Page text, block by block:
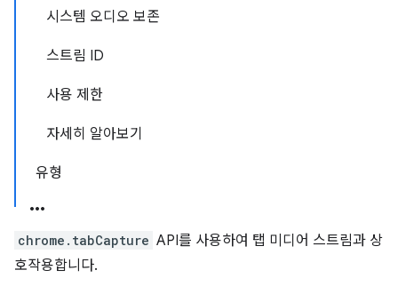
시스템 오디오 보존
스트림 ID
사용 제한
자세히 알아보기
유형
chrome.tabCapture API를 사용하여 탭 미디어 스트림과 상
호작용합니다.